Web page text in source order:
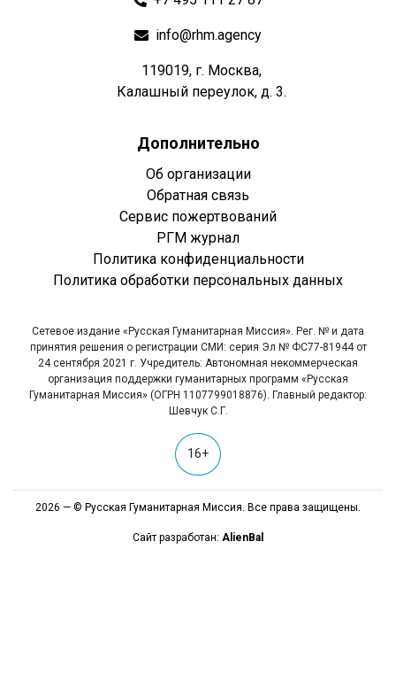
info@rhm.agency
119019, г. Москва,
Калашный переулок, д. 3.
Дополнительно
Об организации
Обратная связь
Сервис пожертвований
РГМ журнал
Политика конфиденциальности
Политика обработки персональных данных
Сетевое издание «Русская Гуманитарная Миссия». Рег. № и дата
принятия решения о регистрации СМИ: серия Эл № ФС77-81944 от
24 сентября 2021 г. Учредитель: Автономная некоммерческая
организация поддержки гуманитарных программ «Русская
Гуманитарная Миссия» (ОГРН 1107799018876). Главный редактор:
Шевчук С.Г.
16+
2026 — © Русская Гуманитарная Миссия. Все права защищены.
Сайт разработан: AlienBal